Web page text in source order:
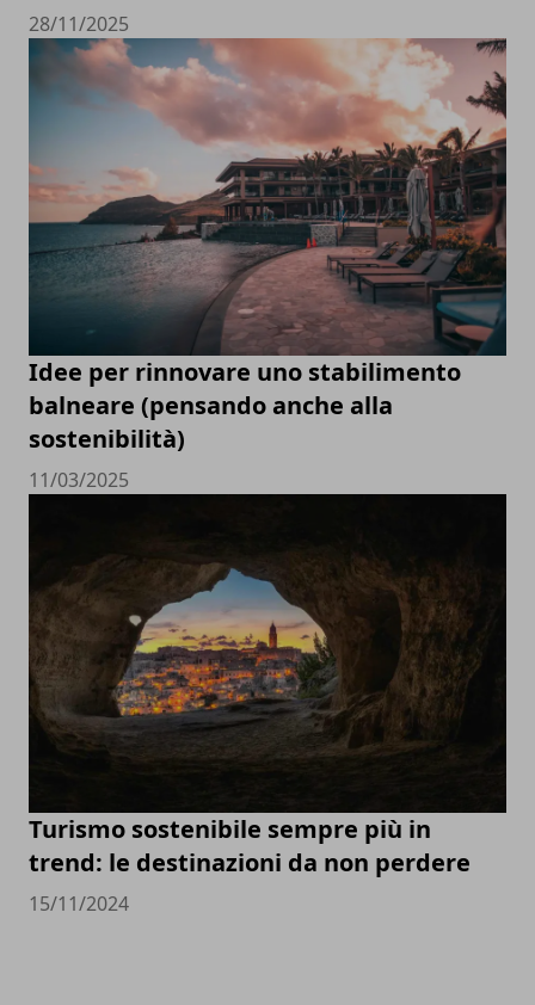
28/11/2025
Idee per rinnovare uno stabilimento
balneare (pensando anche alla
sostenibilità)
11/03/2025
Turismo sostenibile sempre più in
trend: le destinazioni da non perdere
15/11/2024